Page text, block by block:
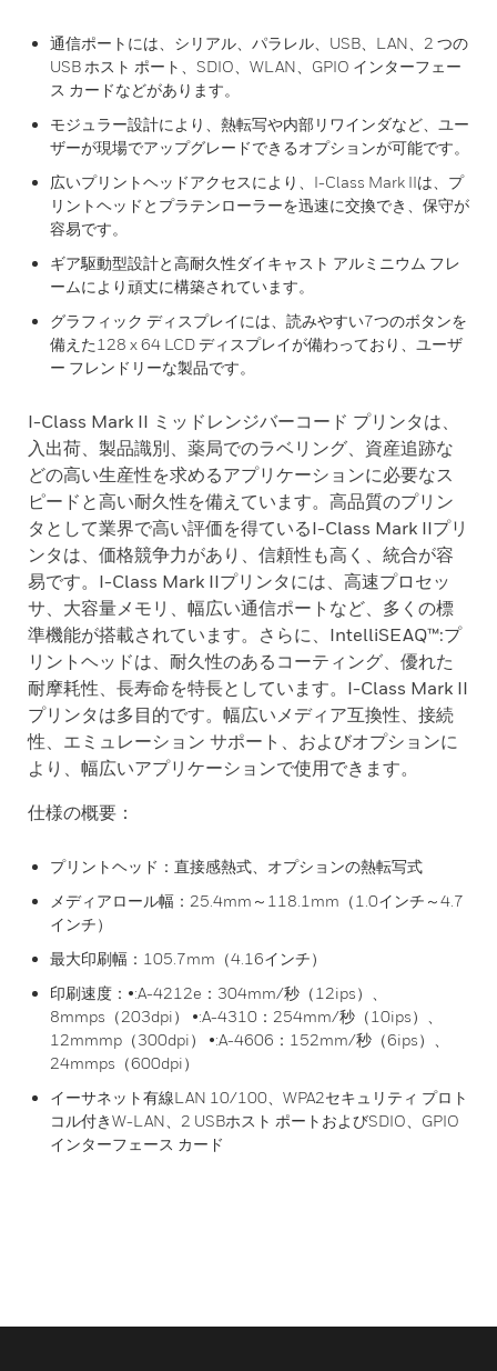
通信ポートには、シリアル、パラレル、USB、LAN、2 つの
USB ホスト ポート、SDIO、WLAN、GPIO インターフェー
ス カードなどがあります。
モジュラー設計により、熱転写や内部リワインダなど、ユー
ザーが現場でアップグレードできるオプションが可能です。
広いプリントヘッドアクセスにより、I-Class Mark IIは、プ
リントヘッドとプラテンローラーを迅速に交換でき、保守が
容易です。
ギア駆動型設計と高耐久性ダイキャスト アルミニウム フレ
ームにより頑丈に構築されています。
グラフィック ディスプレイには、読みやすい7つのボタンを
備えた128 x 64 LCD ディスプレイが備わっており、ユーザ
ー フレンドリーな製品です。
I-Class Mark II ミッドレンジバーコード プリンタは、
入出荷、製品識別、薬局でのラベリング、資産追跡な
どの高い生産性を求めるアプリケーションに必要なス
ピードと高い耐久性を備えています。高品質のプリン
タとして業界で高い評価を得ているI-Class Mark IIプリ
ンタは、価格競争力があり、信頼性も高く、統合が容
易です。I-Class Mark IIプリンタには、高速プロセッ
サ、大容量メモリ、幅広い通信ポートなど、多くの標
準機能が搭載されています。さらに、IntelliSEAQ™:プ
リントヘッドは、耐久性のあるコーティング、優れた
耐摩耗性、長寿命を特長としています。I-Class Mark II
プリンタは多目的です。幅広いメディア互換性、接続
性、エミュレーション サポート、およびオプションに
より、幅広いアプリケーションで使用できます。
仕様の概要：
プリントヘッド：直接感熱式、オプションの熱転写式
メディアロール幅：25.4mm～118.1mm（1.0インチ～4.7
インチ）
最大印刷幅：105.7mm（4.16インチ）
印刷速度：•:A-4212e：304mm/秒（12ips）、
8mmps（203dpi） •:A-4310：254mm/秒（10ips）、
12mmmp（300dpi） •:A-4606：152mm/秒（6ips）、
24mmps（600dpi）
イーサネット有線LAN 10/100、WPA2セキュリティ プロト
コル付きW-LAN、2 USBホスト ポートおよびSDIO、GPIO
インターフェース カード